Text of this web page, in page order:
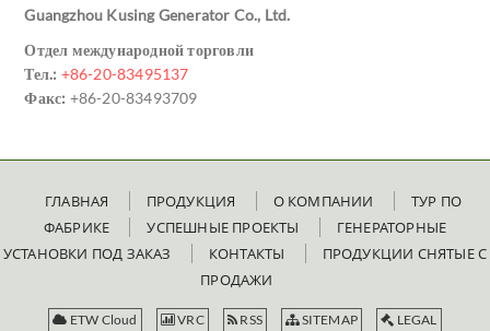
Guangzhou Kusing Generator Co., Ltd.
Отдел международной торговли
Тел.: +86-20-83495137
Факс: +86-20-83493709
ГЛАВНАЯ ПРОДУКЦИЯ О КОМПАНИИ
ТУР ПО
ФАБРИКЕ
УСПЕШНЫЕ ПРОЕКТЫ
ГЕНЕРАТОРНЫЕ
УСТАНОВКИ ПОД ЗАКАЗ
КОНТАКТЫ
ПРОДУКЦИИ СНЯТЫЕ С
ПРОДАЖИ
ETW Cloud VRC RSS SITEMAP LEGAL